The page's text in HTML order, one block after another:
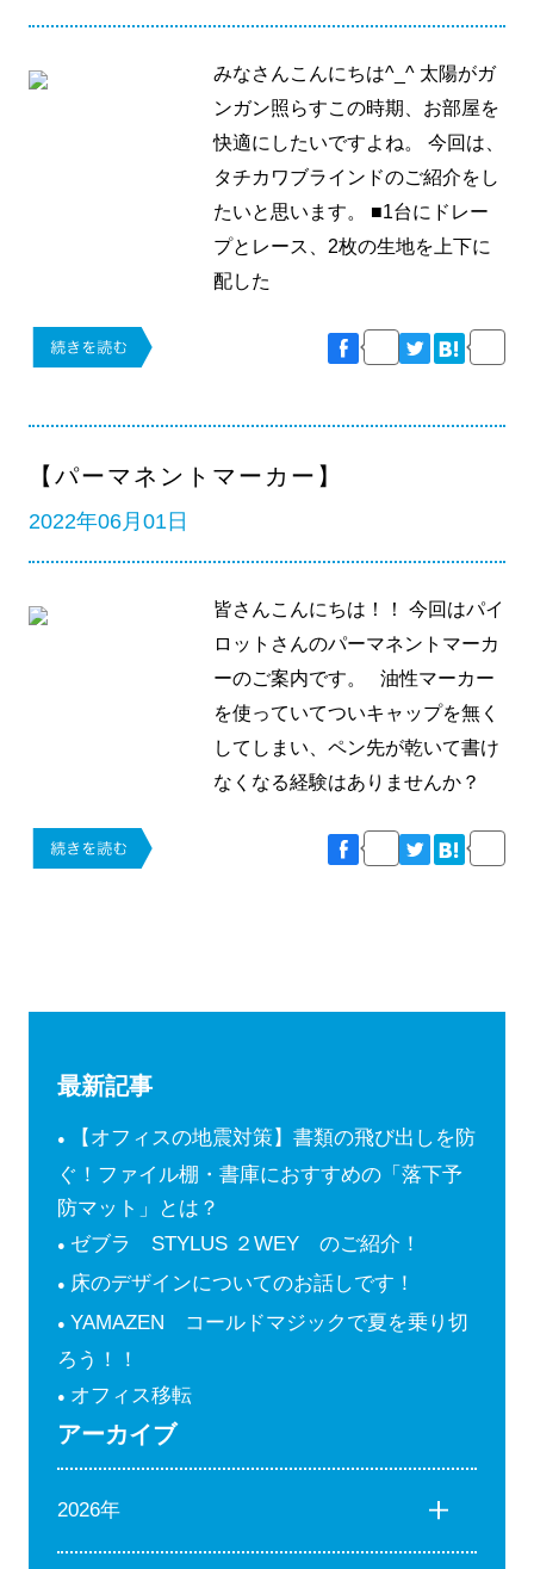
みなさんこんにちは^_^ 太陽がガ
ンガン照らすこの時期、お部屋を
快適にしたいですよね。 今回は、
タチカワブラインドのご紹介をし
たいと思います。 ■1台にドレー
プとレース、2枚の生地を上下に
配した
【パーマネントマーカー】
2022年06月01日
皆さんこんにちは！！ 今回はパイ
ロットさんのパーマネントマーカ
ーのご案内です。 油性マーカー
を使っていてついキャップを無く
してしまい、ペン先が乾いて書け
なくなる経験はありませんか？
最新記事
【オフィスの地震対策】書類の飛び出しを防
ぐ！ファイル棚・書庫におすすめの「落下予
防マット」とは？
ゼブラ STYLUS ２WEY のご紹介！
床のデザインについてのお話しです！
YAMAZEN コールドマジックで夏を乗り切
ろう！！
オフィス移転
アーカイブ
2026年